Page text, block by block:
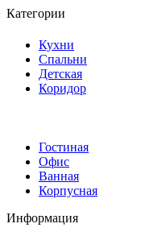
Категории
Кухни
Спальни
Детская
Коридор
Гостиная
Офис
Ванная
Корпусная
Информация